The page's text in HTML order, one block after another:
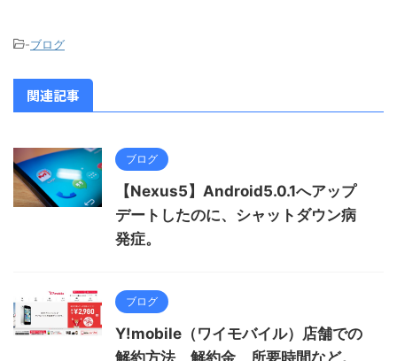
-ブログ
関連記事
ブログ
【Nexus5】Android5.0.1へアップ
デートしたのに、シャットダウン病
発症。
ブログ
Y!mobile（ワイモバイル）店舗での